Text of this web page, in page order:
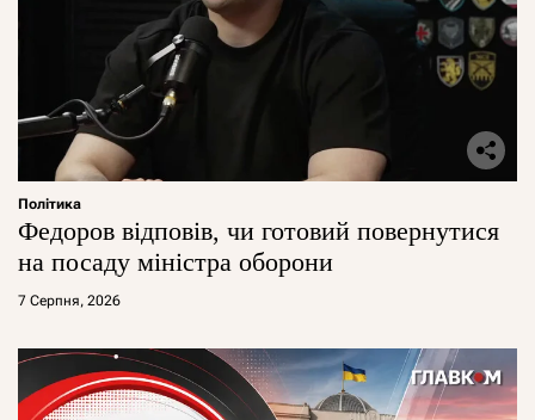
Політика
Федоров відповів, чи готовий повернутися
на посаду міністра оборони
7 Серпня, 2026